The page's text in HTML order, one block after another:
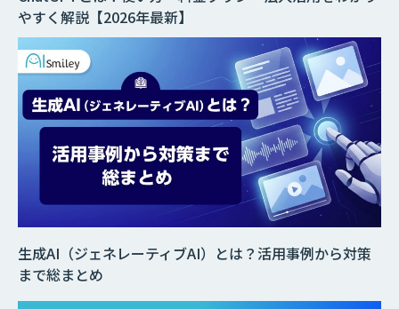
生成AI（ジェネレーティブAI）とは？活用事例から対策
まで総まとめ
やすく解説【2026年最新】